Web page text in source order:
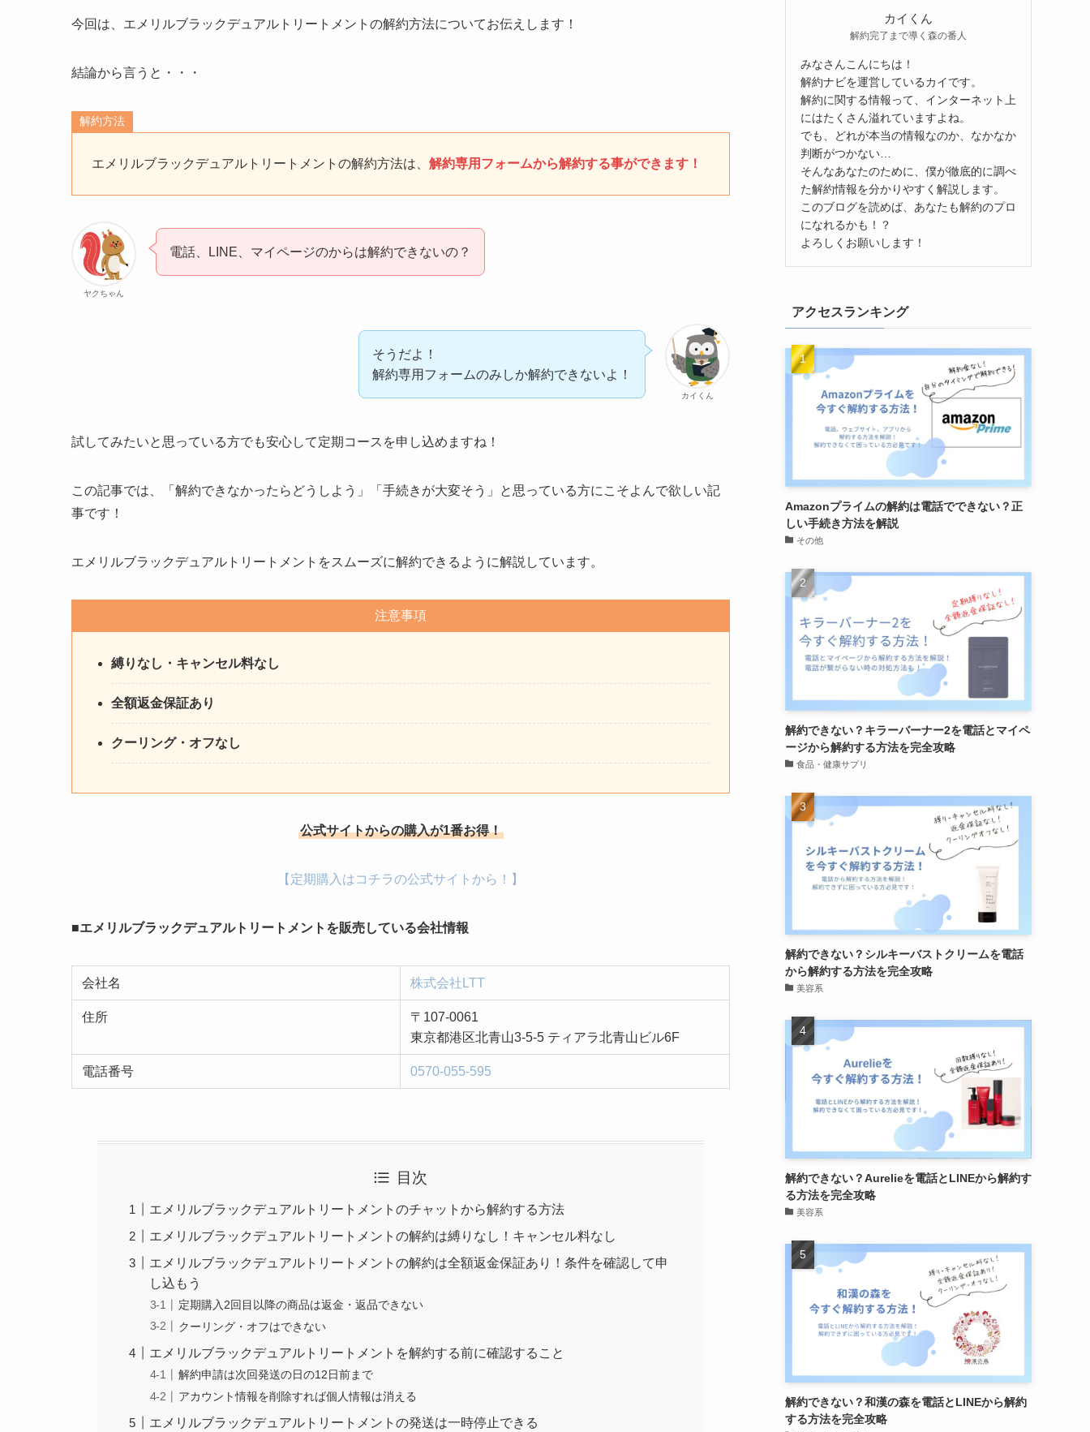
今回は、エメリルブラックデュアルトリートメントの解約方法についてお伝えします！
結論から言うと・・・
解約方法
エメリルブラックデュアルトリートメントの解約方法は、 解約専用フォームから解約する事ができます！
ヤクちゃん
電話、LINE、マイページのからは解約できないの？
カイくん
そうだよ！
解約専用フォームのみしか解約できないよ！
試してみたいと思っている方でも安心して定期コースを申し込めますね！
この記事では、「解約できなかったらどうしよう」「手続きが大変そう」と思っている方にこそよんで欲しい記
事です！
エメリルブラックデュアルトリートメントをスムーズに解約できるように解説しています。
注意事項
縛りなし・キャンセル料なし
全額返金保証あり
クーリング・オフなし
公式サイトからの購入が1番お得！
【定期購入はコチラの公式サイトから！】
■エメリルブラックデュアルトリートメントを販売している会社情報
会社名 株式会社LTT
住所
〒107-0061
東京都港区北青山3-5-5 ティアラ北青山ビル6F
電話番号 0570-055-595
目次
エメリルブラックデュアルトリートメントのチャットから解約する方法
エメリルブラックデュアルトリートメントの解約は縛りなし！キャンセル料なし
エメリルブラックデュアルトリートメントの解約は全額返金保証あり！条件を確認して申
し込もう
定期購入2回目以降の商品は返金・返品できない
クーリング・オフはできない
エメリルブラックデュアルトリートメントを解約する前に確認すること
解約申請は次回発送の日の12日前まで
アカウント情報を削除すれば個人情報は消える
エメリルブラックデュアルトリートメントの発送は一時停止できる
カイくん
解約完了まで導く森の番人
みなさんこんにちは！
解約ナビを運営しているカイです。
解約に関する情報って、インターネット上
にはたくさん溢れていますよね。
でも、どれが本当の情報なのか、なかなか
判断がつかない…
そんなあなたのために、僕が徹底的に調べ
た解約情報を分かりやすく解説します。
このブログを読めば、あなたも解約のプロ
になれるかも！？
よろしくお願いします！
アクセスランキング
Amazonプライムの解約は電話でできない？正
しい手続き方法を解説
その他
解約できない？キラーバーナー2を電話とマイペ
ージから解約する方法を完全攻略
食品・健康サプリ
解約できない？シルキーバストクリームを電話
から解約する方法を完全攻略
美容系
解約できない？Aurelieを電話とLINEから解約す
る方法を完全攻略
美容系
解約できない？和漢の森を電話とLINEから解約
する方法を完全攻略